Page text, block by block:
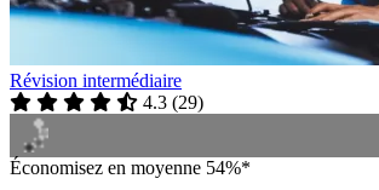
Révision intermédiaire
4.3 (29)
Économisez en moyenne 54%*